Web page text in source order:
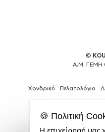
©
Α.Μ. ΓΕΜΗ
Χονδρική Πελατολόγιο
🍪 Πολιτική
Η επιχείρησή μας